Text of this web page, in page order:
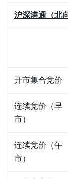
沪深港通（北
开市集合竞价
连续竞价（早
市）
连续竞价（午
市）